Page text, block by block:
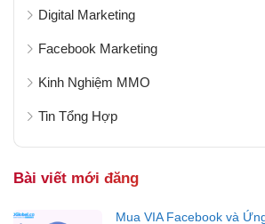
Digital Marketing
Facebook Marketing
Kinh Nghiệm MMO
Tin Tổng Hợp
Bài viết mới đăng
Mua VIA Facebook và